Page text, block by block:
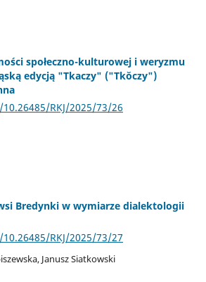
społeczno-kulturowej i weryzmu
edycją "Tkaczy" ("Tkŏczy")
RKJ/2025/73/26
Bredynki w wymiarze dialektologii
RKJ/2025/73/27
Janusz Siatkowski